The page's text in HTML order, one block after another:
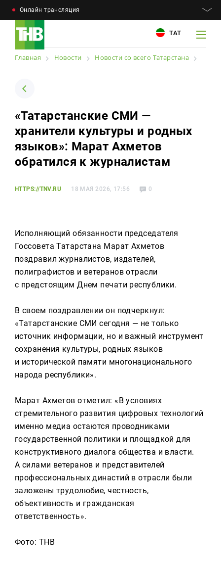
Онлайн трансляция
ТАТ
Новости
Телепрограмма
+7 (843) 570−50−00
Для связи
+7 (843) 570−50−00
reception@tnvtv.ru
Главная Новости Новости со всего Татарстана
«Татарстанские СМИ —
хранители культуры и родных
языков»: Марат Ахметов
обратился к журналистам
HTTPS://TNV.RU 18 МАЯ 2026, 17:56 0
Исполняющий обязанности председателя
Госсовета Татарстана Марат Ахметов
поздравил журналистов, издателей,
полиграфистов и ветеранов отрасли
с предстоящим Днем печати республики.
В своем поздравлении он подчеркнул:
«Татарстанские СМИ сегодня — не только
источник информации, но и важный инструмент
сохранения культуры, родных языков
и исторической памяти многонационального
народа республики».
Марат Ахметов отметил: «В условиях
стремительного развития цифровых технологий
именно медиа остаются проводниками
государственной политики и площадкой для
конструктивного диалога общества и власти.
А силами ветеранов и представителей
профессиональных династий в отрасли были
заложены трудолюбие, честность,
объективность и гражданская
ответственность».
Фото: ТНВ